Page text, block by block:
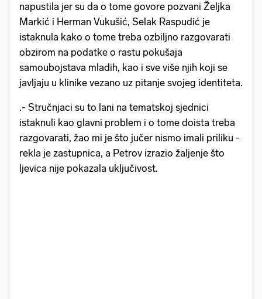
napustila jer su da o tome govore pozvani Željka
Markić i Herman Vukušić, Selak Raspudić je
istaknula kako o tome treba ozbiljno razgovarati
obzirom na podatke o rastu pokušaja
samoubojstava mladih, kao i sve više njih koji se
javljaju u klinike vezano uz pitanje svojeg identiteta.
.- Stručnjaci su to lani na tematskoj sjednici
istaknuli kao glavni problem i o tome doista treba
razgovarati, žao mi je što jučer nismo imali priliku -
rekla je zastupnica, a Petrov izrazio žaljenje što
ljevica nije pokazala uključivost.